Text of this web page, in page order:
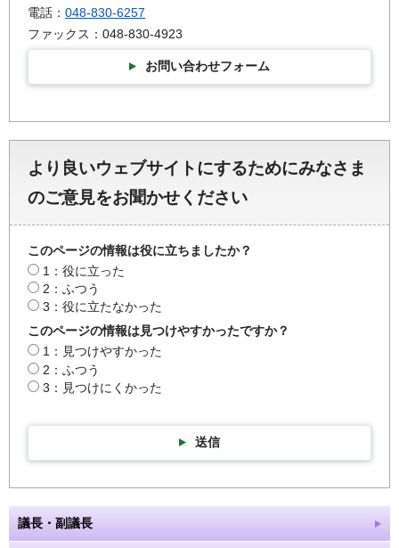
電話： 048-830-6257
ファックス：048-830-4923
お問い合わせフォーム
より良いウェブサイトにするためにみなさま
のご意見をお聞かせください
このページの情報は役に立ちましたか？
1：役に立った
2：ふつう
3：役に立たなかった
このページの情報は見つけやすかったですか？
1：見つけやすかった
2：ふつう
3：見つけにくかった
送信
議長・副議長